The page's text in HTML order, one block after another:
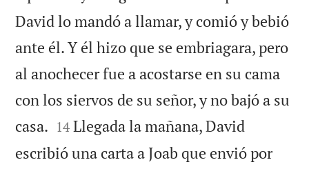
David lo mandó a llamar, y comió y bebió
ante él. Y él hizo que se embriagara, pero
al anochecer fue a acostarse en su cama
con los siervos de su señor, y no bajó a su
casa. 

14 Llegada la mañana, David
escribió una carta a Joab que envió por